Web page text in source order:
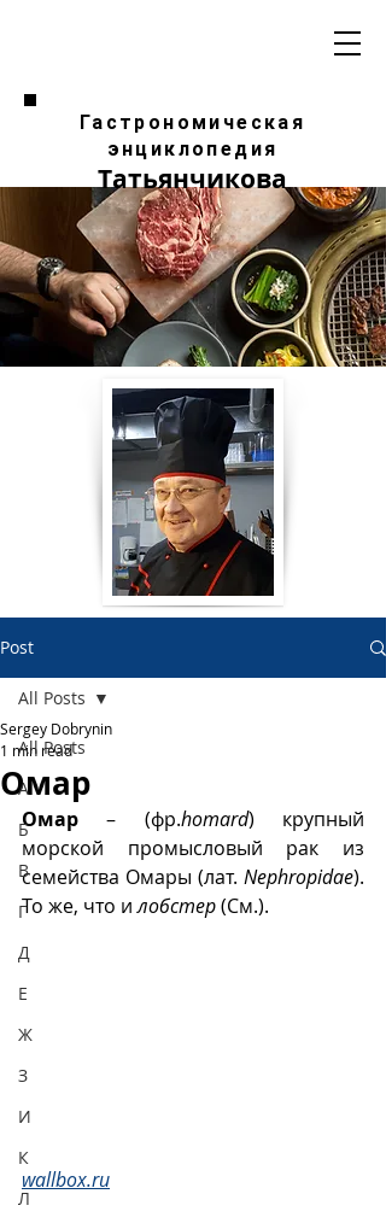
Гастрономическая
энциклопедия
Татьянчикова
Post
All Posts
А
Б
В
Г
Д
Е
Ж
З
И
К
Л
All Posts
Омар
Sergey Dobrynin
1 min read
Омар – (фр.homard) крупный
морской промысловый рак из
семейства Омары (лат. Nephropidae).
То же, что и лобстер (См.).
wallbox.ru